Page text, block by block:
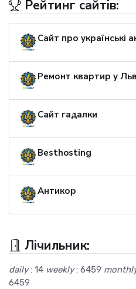
Рейтинг сайтів:
Сайт про українські
Ремонт квартир у
Сайт гадалки
Besthosting
Антикор
Лічильник:
daily: 14 weekly: 6459
6459